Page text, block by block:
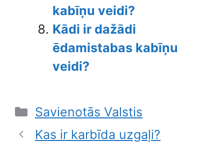
kabīņu veidi?
Kādi ir dažādi
ēdamistabas kabīņu
veidi?
Categories
Savienotās Valstis
Kas ir karbīda uzgaļi?